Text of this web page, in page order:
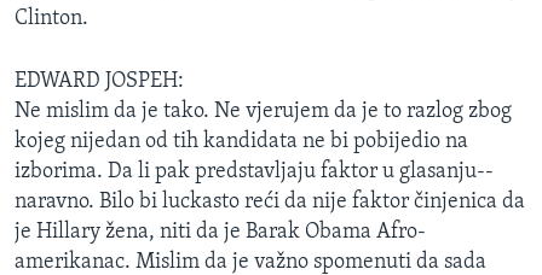
Clinton.
EDWARD JOSPEH:
Ne mislim da je tako. Ne vjerujem da je to razlog zbog
kojeg nijedan od tih kandidata ne bi pobijedio na
izborima. Da li pak predstavljaju faktor u glasanju--
naravno. Bilo bi luckasto reći da nije faktor činjenica da
je Hillary žena, niti da je Barak Obama Afro-
amerikanac. Mislim da je važno spomenuti da sada